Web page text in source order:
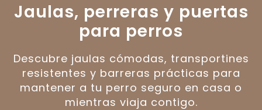
Jaulas, perreras y puertas
para perros
Descubre jaulas cómodas, transportines
resistentes y barreras prácticas para
mantener a tu perro seguro en casa o
mientras viaja contigo.